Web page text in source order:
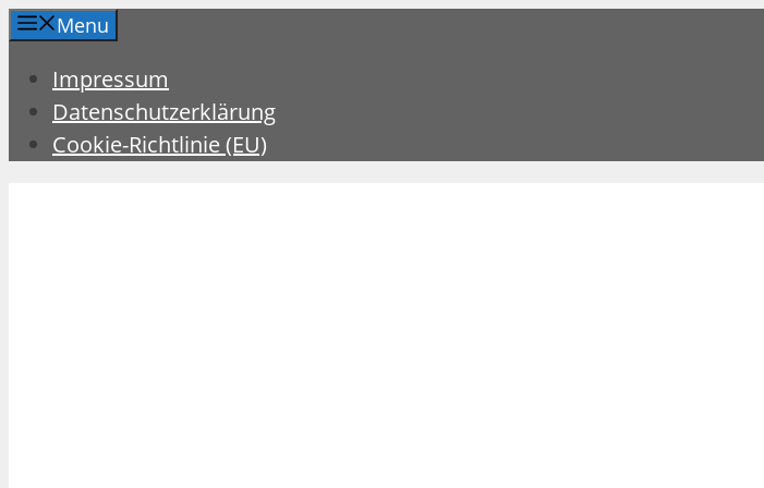
Zum
springen
Menu
Impressum
Datenschutzerklärung
Cookie-Richtlinie (EU)